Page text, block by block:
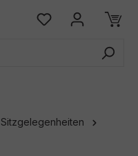
Sitzgelegenheiten